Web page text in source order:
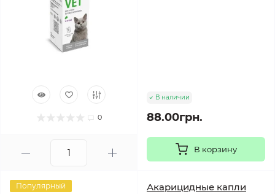
0
В наличии
88.00грн.
В корзину
Популярный
Акарицидные капли